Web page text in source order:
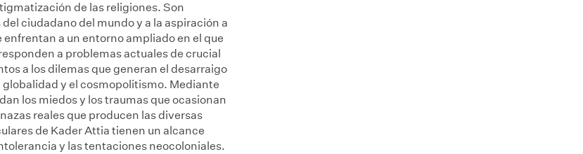
de las religiones. Son
ciudadano del mundo y a la aspiración a
a un entorno ampliado en el que
a problemas actuales de crucial
a los dilemas que generan el desarraigo
y el cosmopolitismo. Mediante
los miedos y los traumas que ocasionan
reales que producen las diversas
de Kader Attia tienen un alcance
y las tentaciones neocoloniales.